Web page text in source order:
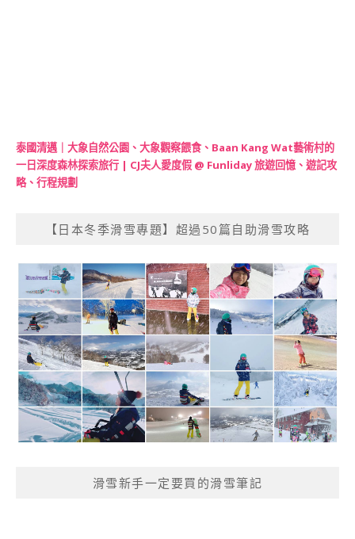
泰國清邁｜大象自然公園、大象觀察餵食、Baan Kang Wat藝術村的
一日深度森林探索旅行 | CJ夫人愛度假 @ Funliday 旅遊回憶、遊記攻
略、行程規劃
【日本冬季滑雪專題】超過50篇自助滑雪攻略
滑雪新手一定要買的滑雪筆記